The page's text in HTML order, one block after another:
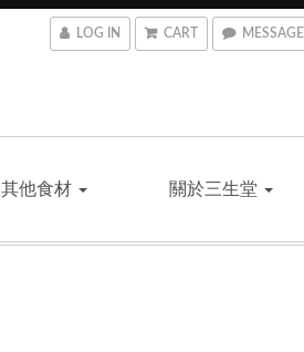
LOG IN CART MESSAGE
其他食材 關於三生堂